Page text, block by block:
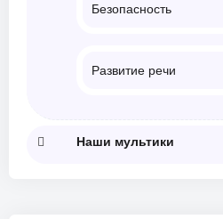
Безопасность
Развитие речи
Наши мультики